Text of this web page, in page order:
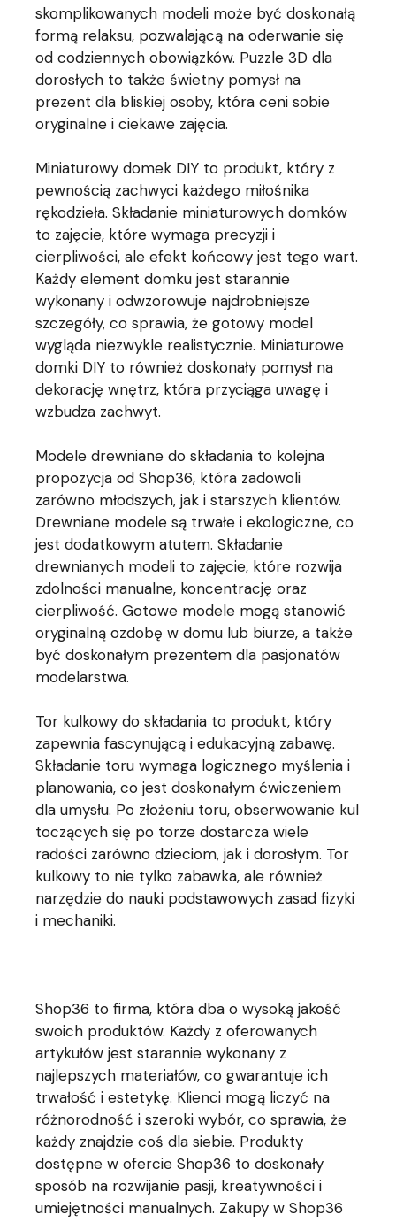
skomplikowanych modeli może być doskonałą
formą relaksu, pozwalającą na oderwanie się
od codziennych obowiązków. Puzzle 3D dla
dorosłych to także świetny pomysł na
prezent dla bliskiej osoby, która ceni sobie
oryginalne i ciekawe zajęcia.
Miniaturowy domek DIY to produkt, który z
pewnością zachwyci każdego miłośnika
rękodzieła. Składanie miniaturowych domków
to zajęcie, które wymaga precyzji i
cierpliwości, ale efekt końcowy jest tego wart.
Każdy element domku jest starannie
wykonany i odwzorowuje najdrobniejsze
szczegóły, co sprawia, że gotowy model
wygląda niezwykle realistycznie. Miniaturowe
domki DIY to również doskonały pomysł na
dekorację wnętrz, która przyciąga uwagę i
wzbudza zachwyt.
Modele drewniane do składania to kolejna
propozycja od Shop36, która zadowoli
zarówno młodszych, jak i starszych klientów.
Drewniane modele są trwałe i ekologiczne, co
jest dodatkowym atutem. Składanie
drewnianych modeli to zajęcie, które rozwija
zdolności manualne, koncentrację oraz
cierpliwość. Gotowe modele mogą stanowić
oryginalną ozdobę w domu lub biurze, a także
być doskonałym prezentem dla pasjonatów
modelarstwa.
Tor kulkowy do składania to produkt, który
zapewnia fascynującą i edukacyjną zabawę.
Składanie toru wymaga logicznego myślenia i
planowania, co jest doskonałym ćwiczeniem
dla umysłu. Po złożeniu toru, obserwowanie kul
toczących się po torze dostarcza wiele
radości zarówno dzieciom, jak i dorosłym. Tor
kulkowy to nie tylko zabawka, ale również
narzędzie do nauki podstawowych zasad fizyki
i mechaniki.
Shop36 to firma, która dba o wysoką jakość
swoich produktów. Każdy z oferowanych
artykułów jest starannie wykonany z
najlepszych materiałów, co gwarantuje ich
trwałość i estetykę. Klienci mogą liczyć na
różnorodność i szeroki wybór, co sprawia, że
każdy znajdzie coś dla siebie. Produkty
dostępne w ofercie Shop36 to doskonały
sposób na rozwijanie pasji, kreatywności i
umiejętności manualnych. Zakupy w Shop36